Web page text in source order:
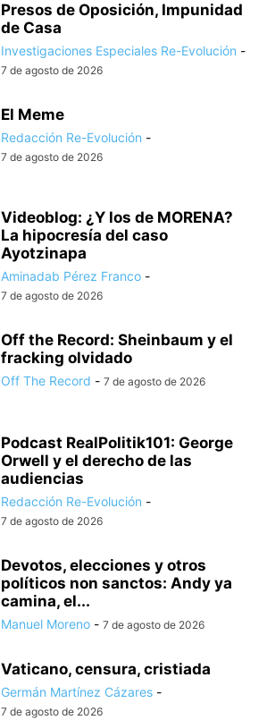
Presos de Oposición, Impunidad
de Casa
Investigaciones Especiales Re-Evolución -
7 de agosto de 2026
El Meme
Redacción Re-Evolución -
7 de agosto de 2026
Videoblog: ¿Y los de MORENA?
La hipocresía del caso
Ayotzinapa
Aminadab Pérez Franco -
7 de agosto de 2026
Off the Record: Sheinbaum y el
fracking olvidado
Off The Record - 7 de agosto de 2026
Podcast RealPolitik101: George
Orwell y el derecho de las
audiencias
Redacción Re-Evolución -
7 de agosto de 2026
Devotos, elecciones y otros
políticos non sanctos: Andy ya
camina, el...
Manuel Moreno - 7 de agosto de 2026
Vaticano, censura, cristiada
Germán Martínez Cázares -
7 de agosto de 2026